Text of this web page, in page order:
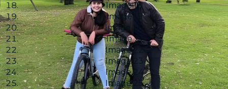
Image 18
Image 19
Image 20
Image 21
Image 22
Image 23
Image 24
Image 25